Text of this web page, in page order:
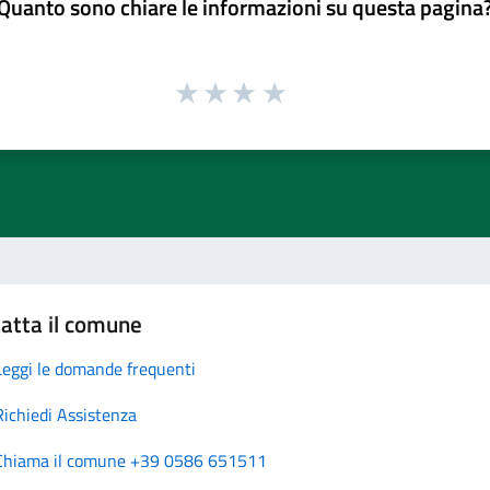
sono chiare le informazioni su questa
il comune
le domande frequenti
Assistenza
il comune +39 0586 651511